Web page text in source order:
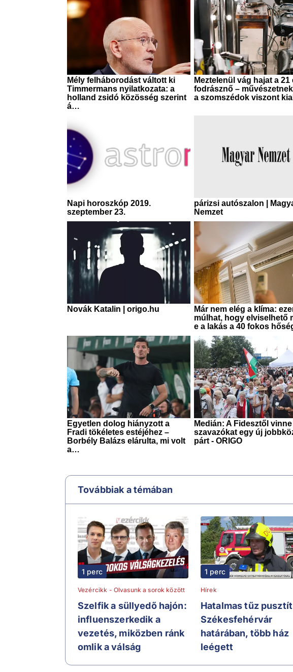
Továbbiak a témában
1 perc
Vezércikk - Olvasunk a sorok között
Szelfik a süllyedő hajón:
influenszerkedik a
vezetés, miközben ránk
omlik a válság
1 perc
Hírek
Hatalmas tűz pusztít
Székesfehérvár
határában, több ház
leégett